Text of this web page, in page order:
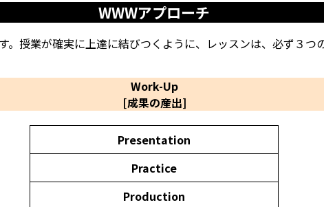
WWWアプローチ
。授業が確実に上達に結びつくように、レッスンは、必ず３つ
Work-Up
[成果の産出]
Presentation
Practice
Production